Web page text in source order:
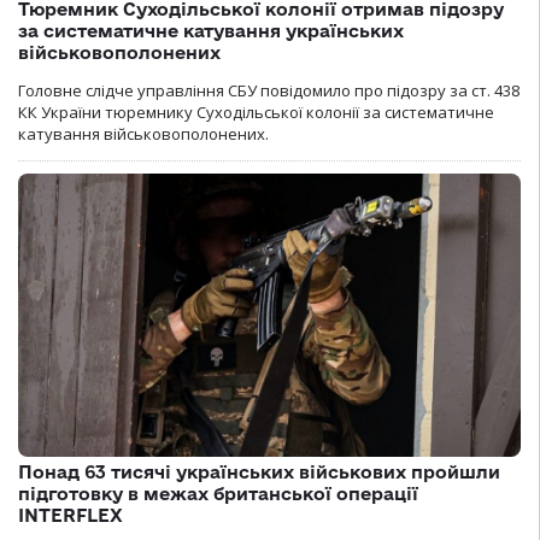
Тюремник Суходільської колонії отримав підозру
за систематичне катування українських
військовополонених
Головне слідче управління СБУ повідомило про підозру за ст. 438
КК України тюремнику Суходільської колонії за систематичне
катування військовополонених.
Понад 63 тисячі українських військових пройшли
підготовку в межах британської операції
INTERFLEX